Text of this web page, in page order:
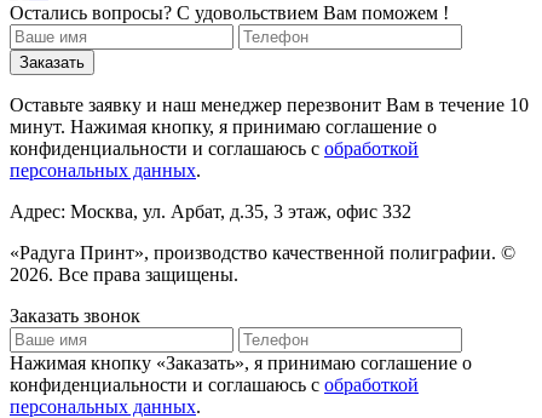
Остались вопросы? С удовольствием Вам поможем !
Оставьте заявку и наш менеджер перезвонит Вам в течение 10
минут. Нажимая кнопку, я принимаю соглашение о
конфиденциальности и соглашаюсь с обработкой
персональных данных.
Адрес: Москва, ул. Арбат, д.35, 3 этаж, офис 332
«Радуга Принт», производство качественной полиграфии. ©
2026. Все права защищены.
Заказать звонок
Нажимая кнопку «Заказать», я принимаю соглашение о
конфиденциальности и соглашаюсь с обработкой
персональных данных.